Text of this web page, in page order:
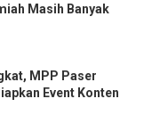
Masih Banyak
MPP Paser
Event Konten